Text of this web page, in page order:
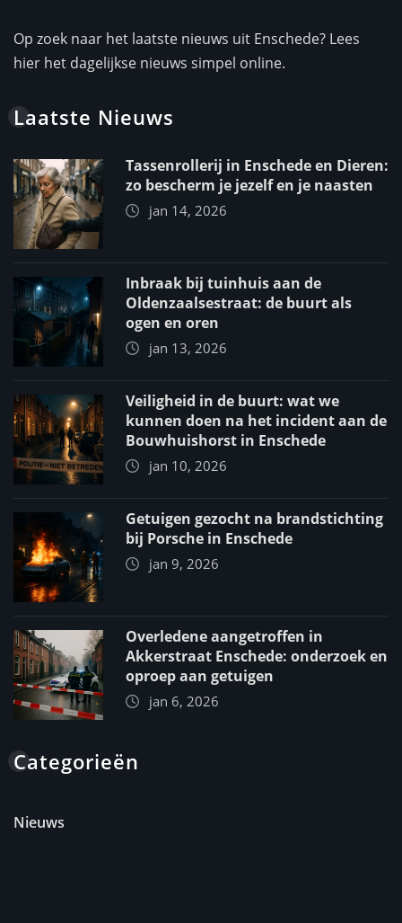
Op zoek naar het laatste nieuws uit Enschede? Lees
hier het dagelijkse nieuws simpel online.
Laatste Nieuws
Tassenrollerij in Enschede en Dieren:
zo bescherm je jezelf en je naasten
jan 14, 2026
Inbraak bij tuinhuis aan de
Oldenzaalsestraat: de buurt als
ogen en oren
jan 13, 2026
Veiligheid in de buurt: wat we
kunnen doen na het incident aan de
Bouwhuishorst in Enschede
jan 10, 2026
Getuigen gezocht na brandstichting
bij Porsche in Enschede
jan 9, 2026
Overledene aangetroffen in
Akkerstraat Enschede: onderzoek en
oproep aan getuigen
jan 6, 2026
Categorieën
Nieuws